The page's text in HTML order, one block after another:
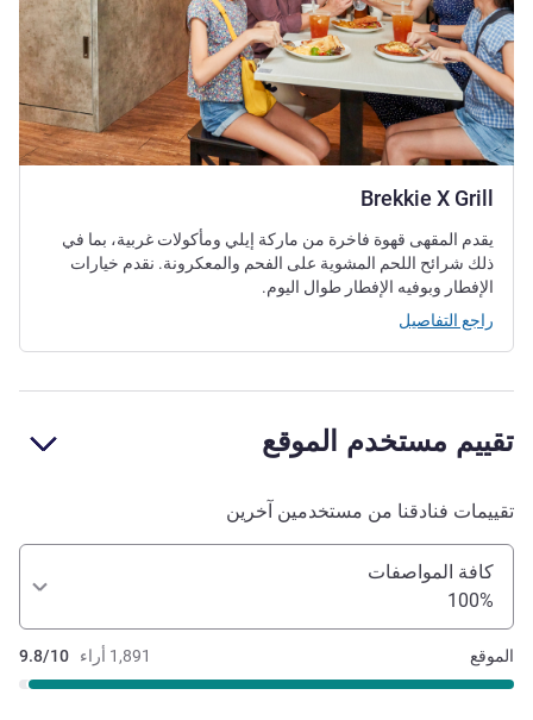
Brekkie X Grill
يقدم المقهى قهوة فاخرة من ماركة إيلي ومأكولات غربية، بما في
ذلك شرائح اللحم المشوية على الفحم والمعكرونة. نقدم خيارات
الإفطار وبوفيه الإفطار طوال اليوم.
راجع التفاصيل
تقييم مستخدم الموقع
تقييمات فنادقنا من مستخدمين آخرين
كافة المواصفات
100%
1,891 أراء 9.8/10 الموقع